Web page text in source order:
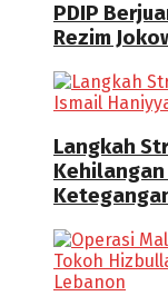
PDIP
Rezim
Langkah
Kehilangan